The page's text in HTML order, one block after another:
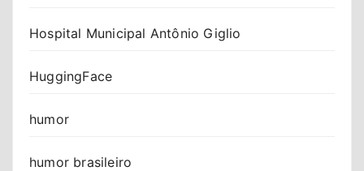
Hospital Municipal Antônio Giglio
HuggingFace
humor
humor brasileiro